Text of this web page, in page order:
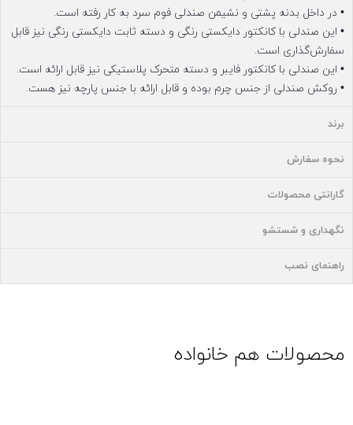
• در داخل بدنه پشتی و نشیمن صندلی فوم سرد به کار رفته است.
• این صندلی با کانکتور دایکستی رنگی و دسته ثابت دایکستی رنگی نیز قابل
سفارش‌گذاری است.
• این صندلی با کانکتور فایبر و دسته متحرک پلاستیکی نیز قابل ارائه است.
• روکش صندلی از جنس چرم بوده و قابل ارائه با جنس پارچه نیز هست.
برند
نحوه سفارش
گارانتی محصولات
نگهداری و شستشو
راهنمای نصب
محصولات هم خانواده